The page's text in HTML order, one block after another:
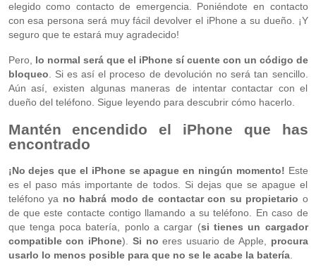
elegido como contacto de emergencia. Poniéndote en contacto
con esa persona será muy fácil devolver el iPhone a su dueño. ¡Y
seguro que te estará muy agradecido!
Pero, lo normal será que el iPhone sí cuente con un código de
bloqueo. Si es así el proceso de devolución no será tan sencillo.
Aún así, existen algunas maneras de intentar contactar con el
dueño del teléfono. Sigue leyendo para descubrir cómo hacerlo.
Mantén encendido el iPhone que has
encontrado
¡No dejes que el iPhone se apague en ningún momento! Este
es el paso más importante de todos. Si dejas que se apague el
teléfono ya no habrá modo de contactar con su propietario o
de que este contacte contigo llamando a su teléfono. En caso de
que tenga poca batería, ponlo a cargar (si tienes un cargador
compatible con iPhone). Si no eres usuario de Apple, procura
usarlo lo menos posible para que no se le acabe la batería.